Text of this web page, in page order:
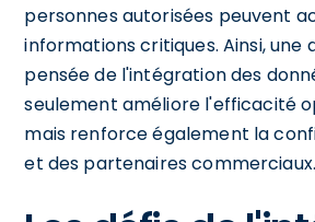
personnes autorisées peuvent
informations critiques. Ainsi, une
pensée de l'intégration des
seulement améliore l'efficacité
mais renforce également la
et des partenaires commerciaux.